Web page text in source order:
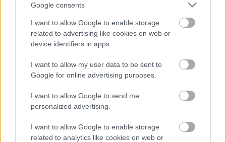
Google consents
I want to allow Google to enable storage
related to advertising like cookies on web or
device identifiers in apps.
I want to allow my user data to be sent to
Google for online advertising purposes.
I want to allow Google to send me
personalized advertising.
I want to allow Google to enable storage
related to analytics like cookies on web or
ΔΕΙΤΕ ΕΠΙΣΗΣ